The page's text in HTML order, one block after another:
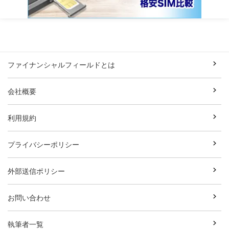
ファイナンシャルフィールドとは
会社概要
利用規約
プライバシーポリシー
外部送信ポリシー
お問い合わせ
執筆者一覧